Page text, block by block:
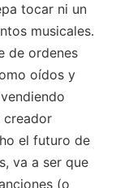
tocar ni un
musicales.
de ordenes
oídos y
creador
el futuro de
va a ser que
(o